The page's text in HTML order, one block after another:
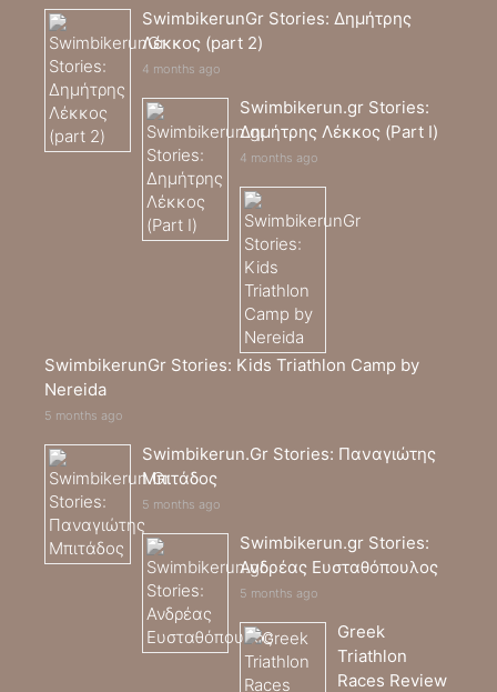
SwimbikerunGr Stories: Δημήτρης
Λέκκος (part 2)
4 months ago
Swimbikerun.gr Stories:
Δημήτρης Λέκκος (Part I)
4 months ago
SwimbikerunGr Stories: Kids Triathlon Camp by
Nereida
5 months ago
Swimbikerun.Gr Stories: Παναγιώτης
Μπιτάδος
5 months ago
Swimbikerun.gr Stories:
Ανδρέας Ευσταθόπουλος
5 months ago
Greek
Triathlon
Races Review